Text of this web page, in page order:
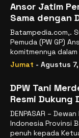
Ansor Jatim
Sama dengan
Batampedia.com,.
Pemuda (PW GP)
komitmennya
Jumat - Agustus
DPW Tani
Resmi Dukung
Wakil Menteri
DENPASAR –
Indonesia Provinsi
penuh kepada